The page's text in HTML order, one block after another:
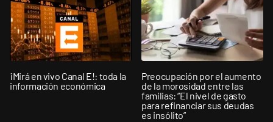
¡Mirá en vivo Canal E!: toda la
información económica
Preocupación por el aumento
de la morosidad entre las
familias: “El nivel de gasto
para refinanciar sus deudas
es insólito”